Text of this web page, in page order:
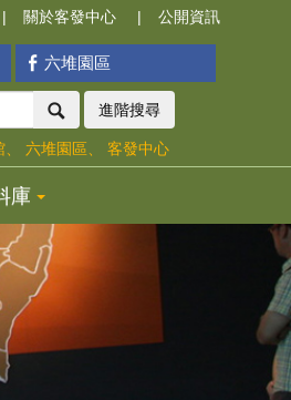
關於客發中心 公開資訊
六堆園區
進階搜尋
六堆園區 客發中心
庫